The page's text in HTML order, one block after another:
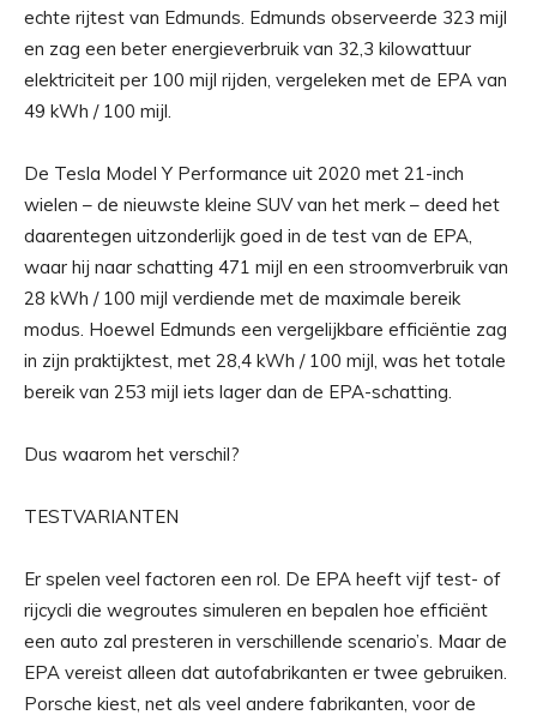
echte rijtest van Edmunds. Edmunds observeerde 323 mijl
en zag een beter energieverbruik van 32,3 kilowattuur
elektriciteit per 100 mijl rijden, vergeleken met de EPA van
49 kWh / 100 mijl.
De Tesla Model Y Performance uit 2020 met 21-inch
wielen – de nieuwste kleine SUV van het merk – deed het
daarentegen uitzonderlijk goed in de test van de EPA,
waar hij naar schatting 471 mijl en een stroomverbruik van
28 kWh / 100 mijl verdiende met de maximale bereik
modus. Hoewel Edmunds een vergelijkbare efficiëntie zag
in zijn praktijktest, met 28,4 kWh / 100 mijl, was het totale
bereik van 253 mijl iets lager dan de EPA-schatting.
Dus waarom het verschil?
TESTVARIANTEN
Er spelen veel factoren een rol. De EPA heeft vijf test- of
rijcycli die wegroutes simuleren en bepalen hoe efficiënt
een auto zal presteren in verschillende scenario’s. Maar de
EPA vereist alleen dat autofabrikanten er twee gebruiken.
Porsche kiest, net als veel andere fabrikanten, voor de